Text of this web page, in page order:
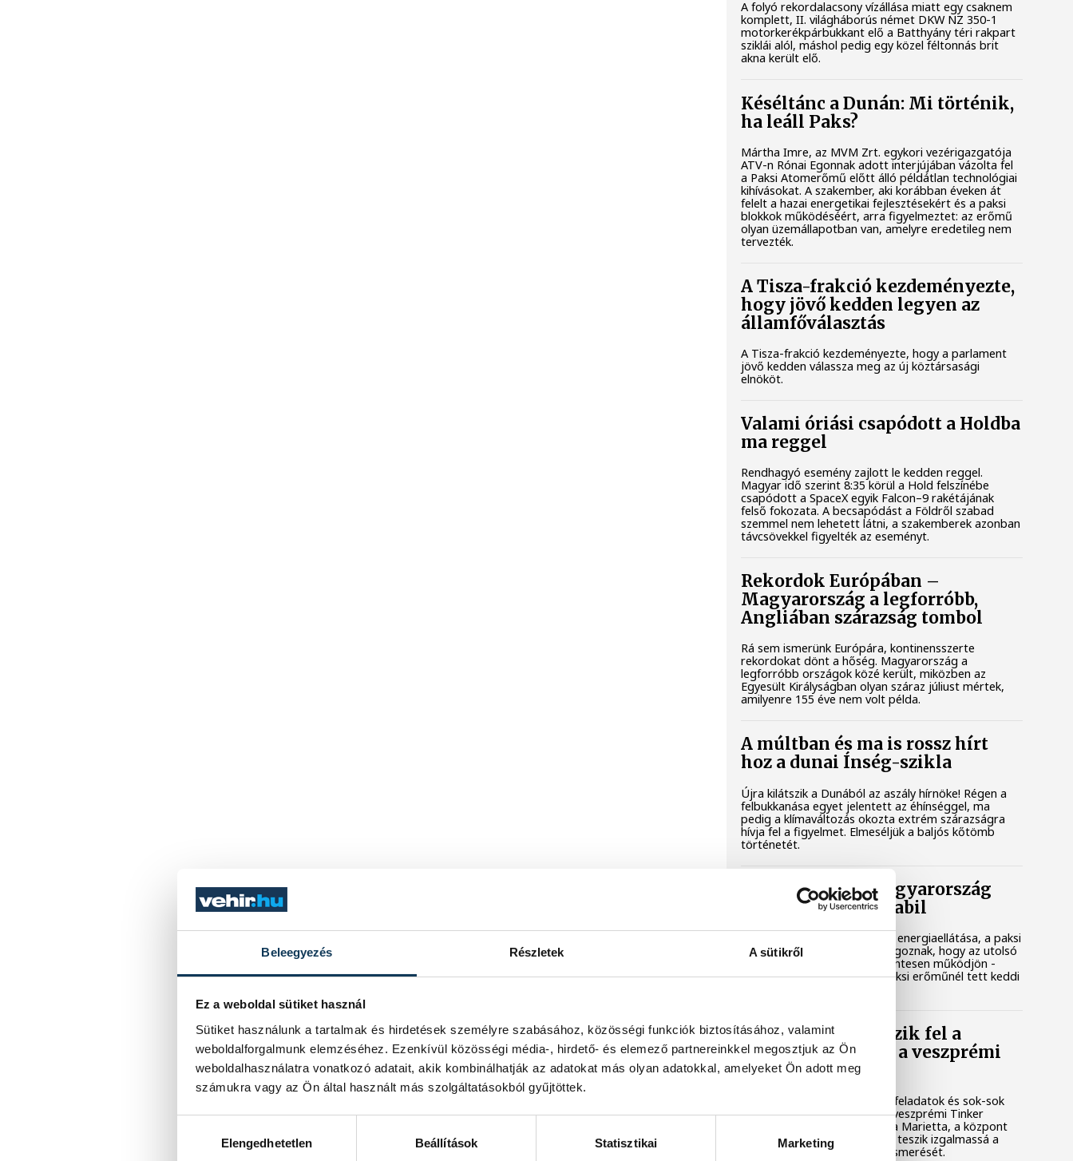
Beleegyezés Részletek A sütikről
Ez a weboldal sütiket használ
Sütiket használunk a tartalmak és hirdetések személyre szabásához, közösségi funkciók biztosításához, valamint
weboldalforgalmunk elemzéséhez. Ezenkívül közösségi média-, hirdető- és elemező partnereinkkel megosztjuk az Ön
weboldalhasználatra vonatkozó adatait, akik kombinálhatják az adatokat más olyan adatokkal, amelyeket Ön adott meg
számukra vagy az Ön által használt más szolgáltatásokból gyűjtöttek.
Elengedhetetlen
Beállítások Statisztikai Marketing
A folyó rekordalacsony vízállása miatt egy csaknem
komplett, II. világháborús német DKW NZ 350-1
motorkerékpárbukkant elő a Batthyány téri rakpart
sziklái alól, máshol pedig egy közel féltonnás brit
akna került elő.
Késéltánc a Dunán: Mi történik,
ha leáll Paks?
Mártha Imre, az MVM Zrt. egykori vezérigazgatója
ATV-n Rónai Egonnak adott interjújában vázolta fel
a Paksi Atomerőmű előtt álló példátlan technológiai
kihívásokat. A szakember, aki korábban éveken át
felelt a hazai energetikai fejlesztésekért és a paksi
blokkok működéséért, arra figyelmeztet: az erőmű
olyan üzemállapotban van, amelyre eredetileg nem
tervezték.
A Tisza-frakció kezdeményezte,
hogy jövő kedden legyen az
államfőválasztás
A Tisza-frakció kezdeményezte, hogy a parlament
jövő kedden válassza meg az új köztársasági
elnököt.
Valami óriási csapódott a Holdba
ma reggel
Rendhagyó esemény zajlott le kedden reggel.
Magyar idő szerint 8:35 körül a Hold felszínébe
csapódott a SpaceX egyik Falcon–9 rakétájának
felső fokozata. A becsapódást a Földről szabad
szemmel nem lehetett látni, a szakemberek azonban
távcsövekkel figyelték az eseményt.
Rekordok Európában –
Magyarország a legforróbb,
Angliában szárazság tombol
Rá sem ismerünk Európára, kontinensszerte
rekordokat dönt a hőség. Magyarország a
legforróbb országok közé került, miközben az
Egyesült Királyságban olyan száraz júliust mértek,
amilyenre 155 éve nem volt példa.
A múltban és ma is rossz hírt
hoz a dunai Ínség-szikla
Újra kilátszik a Dunából az aszály hírnöke! Régen a
felbukkanása egyet jelentett az éhínséggel, ma
pedig a klímaváltozás okozta extrém szárazságra
hívja fel a figyelmet. Elmeséljük a baljós kőtömb
történetét.
Magyar Péter: Magyarország
energiaellátása stabil
Jelenleg stabil Magyarország energiaellátása, a paksi
erőmű munkatársai azon dolgoznak, hogy az utolsó
még termelő turbina hibamentesen működjön -
közölte a miniszterelnök a paksi erőműnél tett keddi
Játék közben fedezik fel a
tudomány világát a veszprémi
gyerekek
Látványos kísérletek, kreatív feladatok és sok-sok
élmény várja a gyerekeket a veszprémi Tinker
Labsben. Videónkban Balassa Marietta, a központ
vezetője mutatja be, hogyan teszik izgalmassá a
természettudományok megismerését.